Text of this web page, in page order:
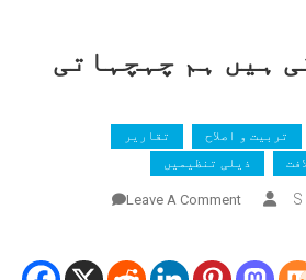
ہیں ہم چہچہاتی
تربیت و اصلاح
تقاریر
ذیلی تنظیمیں
Leave A Comment
کی